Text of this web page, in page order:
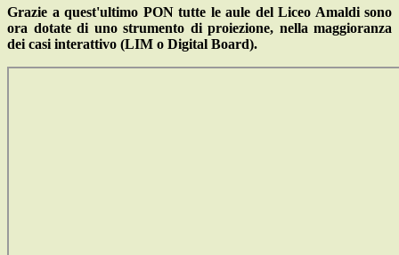
Grazie a quest'ultimo PON tutte le aule del Liceo Amaldi sono
ora dotate di uno strumento di proiezione, nella maggioranza
dei casi interattivo (LIM o Digital Board).